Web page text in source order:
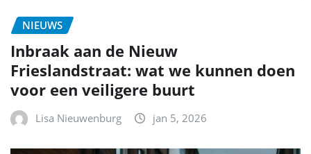
NIEUWS
Inbraak aan de Nieuw
Frieslandstraat: wat we kunnen doen
voor een veiligere buurt
Lisa Nieuwenburg jan 5, 2026